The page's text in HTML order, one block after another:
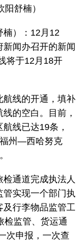
舒楠）
）：12月12
闻办召开的新闻
将于12月18开
线的开通，填补
的空白。目前，
线已达19条，
州—西哈努克
通道完成执法人
管实现一个部门执
行李物品监管工
检监管、货运通
次申报，一次查